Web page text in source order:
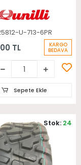
U-713-6PR
TL KARGO
BEDAVA
Sepete Ekle
Stok: 24